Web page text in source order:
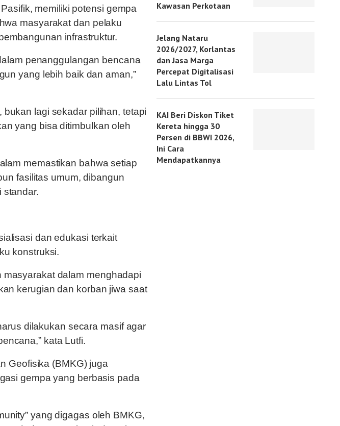
memiliki potensi gempa
masyarakat dan pelaku
infrastruktur.
penanggulangan bencana
yang lebih baik dan aman,”
lagi sekadar pilihan, tetapi
yang bisa ditimbulkan oleh
memastikan bahwa setiap
fasilitas umum, dibangun
standar.
dan edukasi terkait
konstruksi.
dalam menghadapi
kerugian dan korban jiwa saat
dilakukan secara masif agar
kata Lutfi.
Geofisika (BMKG) juga
gempa yang berbasis pada
yang digagas oleh BMKG,
Kawasan Perkotaan
Jelang Nataru
2026/2027, Korlantas
dan Jasa Marga
Percepat Digitalisasi
Lalu Lintas Tol
KAI Beri Diskon Tiket
Kereta hingga 30
Persen di BBWI 2026,
Ini Cara
Mendapatkannya